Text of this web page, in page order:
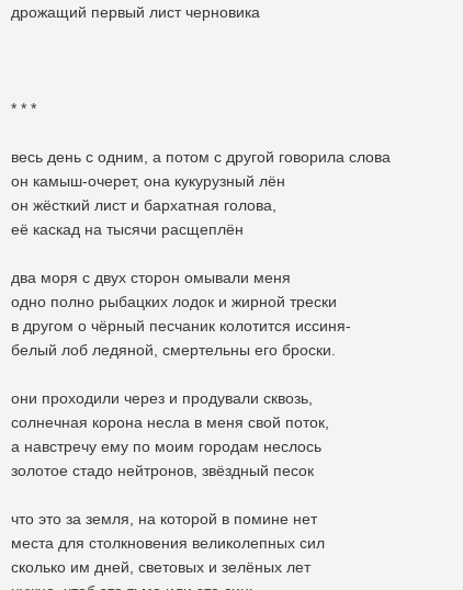
дрожащий первый лист черновика
* * *
весь день с одним, а потом с другой говорила слова
он камыш-очерет, она кукурузный лён
он жёсткий лист и бархатная голова,
её каскад на тысячи расщеплён
два моря с двух сторон омывали меня
одно полно рыбацких лодок и жирной трески
в другом о чёрный песчаник колотится иссиня-
белый лоб ледяной, смертельны его броски.
они проходили через и продували сквозь,
солнечная корона несла в меня свой поток,
а навстречу ему по моим городам неслось
золотое стадо нейтронов, звёздный песок
что это за земля, на которой в помине нет
места для столкновения великолепных сил
сколько им дней, световых и зелёных лет